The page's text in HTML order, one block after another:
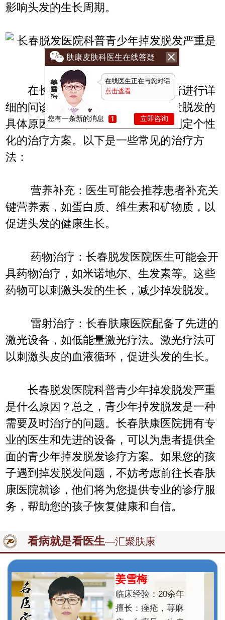
影响头发的生长周期。
在长春肤康医院，医生会对患者进行详
细的问诊和体检，以确定青少年掉发脱发的
具体原因。根据诊断结果，医生会制定个性
化的治疗方案。以下是一些常见的治疗方
法：
营养补充：医生可能会推荐患者补充关
键营养素，如蛋白质、维生素和矿物质，以
促进头发的健康生长。
药物治疗：长春脱发医院医生可能会开
具药物治疗，如米诺地尔、生发素等。这些
药物可以刺激头发的生长，减少掉发脱发。
雷射治疗：长春肤康医院配备了先进的
激光设备，如低能量激光疗法。激光疗法可
以刺激头皮的血液循环，促进头发的生长。
长春脱发医院科普青少年掉发脱发严重
是什么原因？总之，青少年掉发脱发是一种
需要及时治疗的问题。长春肤康医院拥有专
业的医生和先进的设备，可以为患者提供全
面的青少年掉发脱发诊疗方案。如果您的孩
子遇到掉发脱发问题，不妨考虑前往长春肤
康医院就诊，他们将为您提供专业的诊疗服
务，帮助您的孩子恢复健康和自信。
看病就是看医生—汇聚肤康
姜雪梅
临床经验：20余年
擅长：痤疮，荨麻
肤康皮肤科医生在线答疑
在线医生正在与您对话
点击查看
您有一条新的消息 立即咨询